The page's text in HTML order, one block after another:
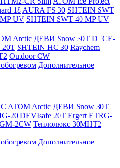
18 AURA FS 30 SHTEIN SWT
UV SHTEIN SWT 40 MP UV
Arctic ДЕВИ Snow 30T DTCE-
20T SHTEIN HC 30 Raychem
Outdoor CW
Дополнительное
ATOM Arctic ДЕВИ Snow 30T
20 DEVIsafe 20T Ergert ETRG-
2CW Теплолюкс 30МНТ2
Дополнительное